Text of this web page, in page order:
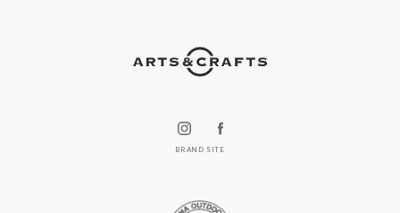
BRAND SITE